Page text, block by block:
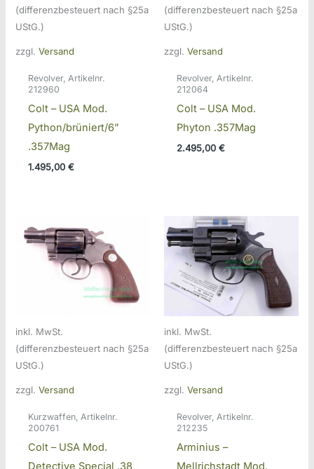
(differenzbesteuert nach §25a
UStG.)
zzgl.Versand
Revolver, Artikelnr.
212960
Colt – USA Mod.
Python/brüniert/6”
.357Mag
1.495,00 €
(differenzbesteuert nach §25a
UStG.)
zzgl. Versand
Revolver, Artikelnr.
212064
Colt – USA Mod.
Phyton .357Mag
2.495,00 €
inkl. MwSt.
(differenzbesteuert nach §25a
UStG.)
zzgl.Versand
Kurzwaffen, Artikelnr.
200761
Colt – USA Mod.
Detective Special .38
inkl. MwSt.
(differenzbesteuert nach §25a
UStG.)
zzgl. Versand
Revolver, Artikelnr.
212235
Arminius –
Mellrichstadt Mod.